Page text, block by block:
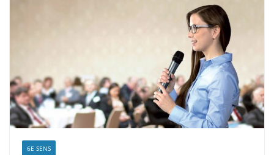
6E SENS